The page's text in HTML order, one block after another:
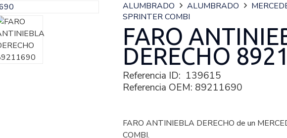
ALUMBRADO ALUMBRADO
SPRINTER COMBI
FARO
DERECHO
Referencia ID: 139615
Referencia OEM: 89211690
FARO ANTINIEBLA DERECHO de un
COMBI.